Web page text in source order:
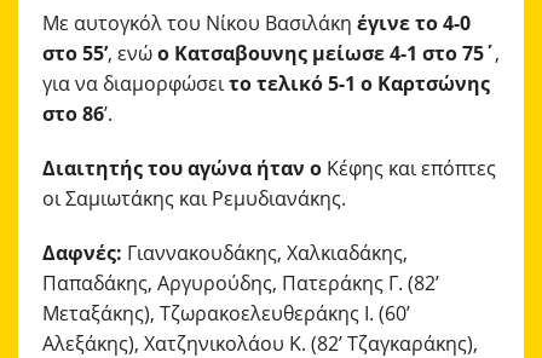
Με αυτογκόλ του Νίκου Βασιλάκη έγινε το 4-0
στο 55’, ενώο Κατσαβουνης μείωσε 4-1 στο 75΄,
για να διαμορφώσειτο τελικό 5-1 ο Καρτσώνης
στο 86’.
Διαιτητής του αγώνα ήταν ο Κέφης και επόπτες
οι Σαμιωτάκης και Ρεμυδιανάκης.
Δαφνές: Γιαννακουδάκης, Χαλκιαδάκης,
Παπαδάκης, Αργυρούδης, Πατεράκης Γ. (82’
Μεταξάκης), Τζωρακοελευθεράκης Ι. (60’
Αλεξάκης), Χατζηνικολάου Κ. (82’ Τζαγκαράκης),